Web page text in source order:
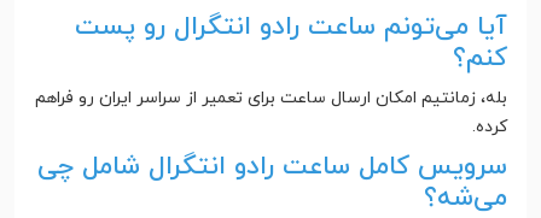
آیا می‌تونم ساعت رادو انتگرال رو پست
کنم؟
بله، زمانتیم امکان ارسال ساعت برای تعمیر از سراسر ایران رو فراهم
کرده.
سرویس کامل ساعت رادو انتگرال شامل چی
می‌شه؟